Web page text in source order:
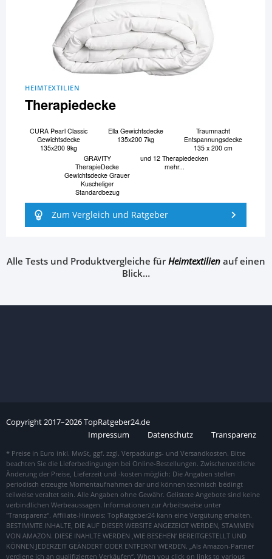
HEIMTEXTILIEN
Therapiedecke
CURA Pearl Classic
Gewichtsdecke
135x200 9kg
Ella Gewichtsdecke
135x200 7kg
Traumnacht
Entspannungsdecke
135 x 200 cm
GRAVITY
TherapieDecke
Gewichtsdecke Grauer
Kuscheliger
Standardbezug
und 12 Therapiedecken
mehr...
Zum Vergleich und Ratgeber
Alle Tests und Produktvergleiche fürHeimtextilienauf einen
Blick…
Copyright2017–2026TopRatgeber24.de
Impressum
Datenschutz Transparenz